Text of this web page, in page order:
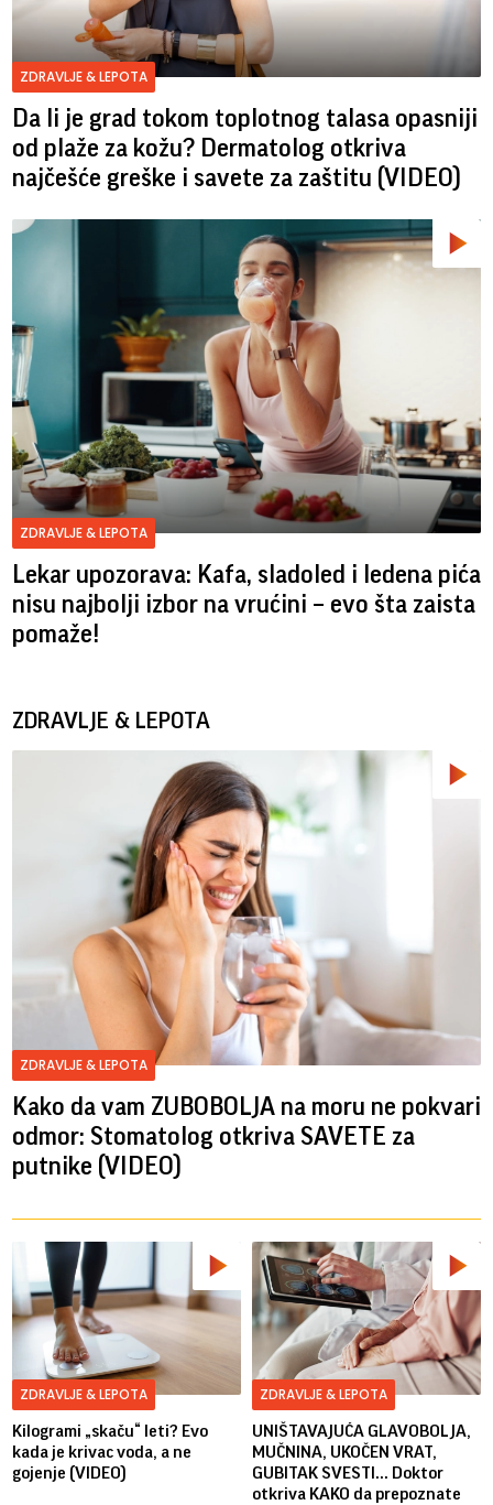
ZDRAVLJE & LEPOTA
Da li je grad tokom toplotnog talasa opasniji
od plaže za kožu? Dermatolog otkriva
najčešće greške i savete za zaštitu (VIDEO)
ZDRAVLJE & LEPOTA
Lekar upozorava: Kafa, sladoled i ledena pića
nisu najbolji izbor na vrućini – evo šta zaista
pomaže!
ZDRAVLJE & LEPOTA
ZDRAVLJE & LEPOTA
Kako da vam ZUBOBOLJA na moru ne pokvari
odmor: Stomatolog otkriva SAVETE za
putnike (VIDEO)
ZDRAVLJE & LEPOTA
Kilogrami „skaču“ leti? Evo
kada je krivac voda, a ne
gojenje (VIDEO)
ZDRAVLJE & LEPOTA
UNIŠTAVAJUĆA GLAVOBOLJA,
MUČNINA, UKOČEN VRAT,
GUBITAK SVESTI... Doktor
otkriva KAKO da prepoznate